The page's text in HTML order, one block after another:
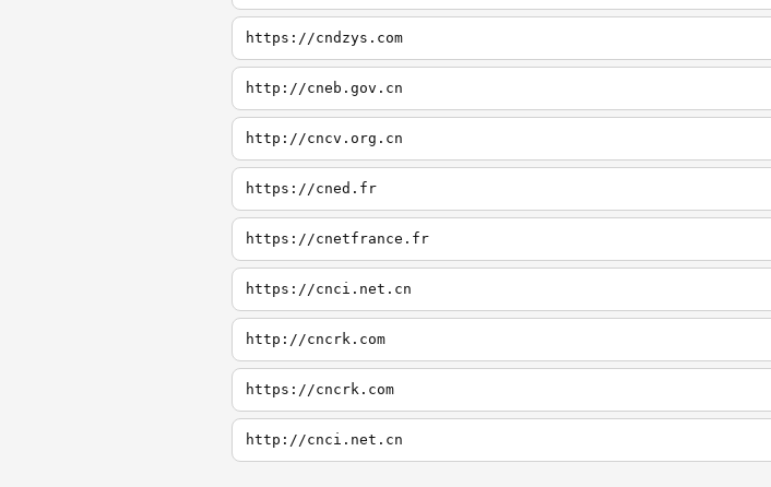
https://cndzys.com
http://cneb.gov.cn
http://cncv.org.cn
https://cned.fr
https://cnetfrance.fr
https://cnci.net.cn
http://cncrk.com
https://cncrk.com
http://cnci.net.cn